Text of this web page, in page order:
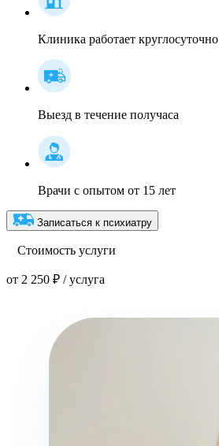
Клиника работает круглосуточно
Выезд в течение получаса
Врачи с опытом от 15 лет
Записаться к психиатру
Стоимость услуги
от 2 250 ₽ / услуга